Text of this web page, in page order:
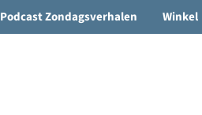
Podcast Zondagsverhalen Winkel